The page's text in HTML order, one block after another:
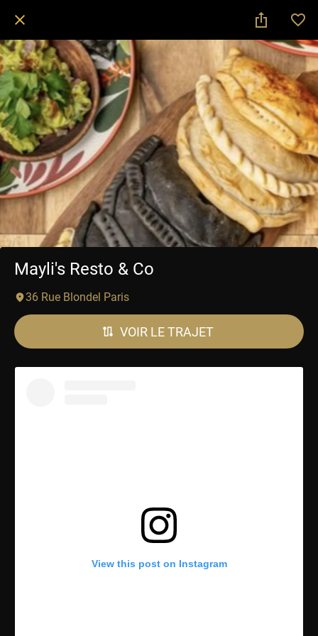
Mayli's Resto & Co
36 Rue Blondel Paris
VOIR LE TRAJET
View this post on Instagram